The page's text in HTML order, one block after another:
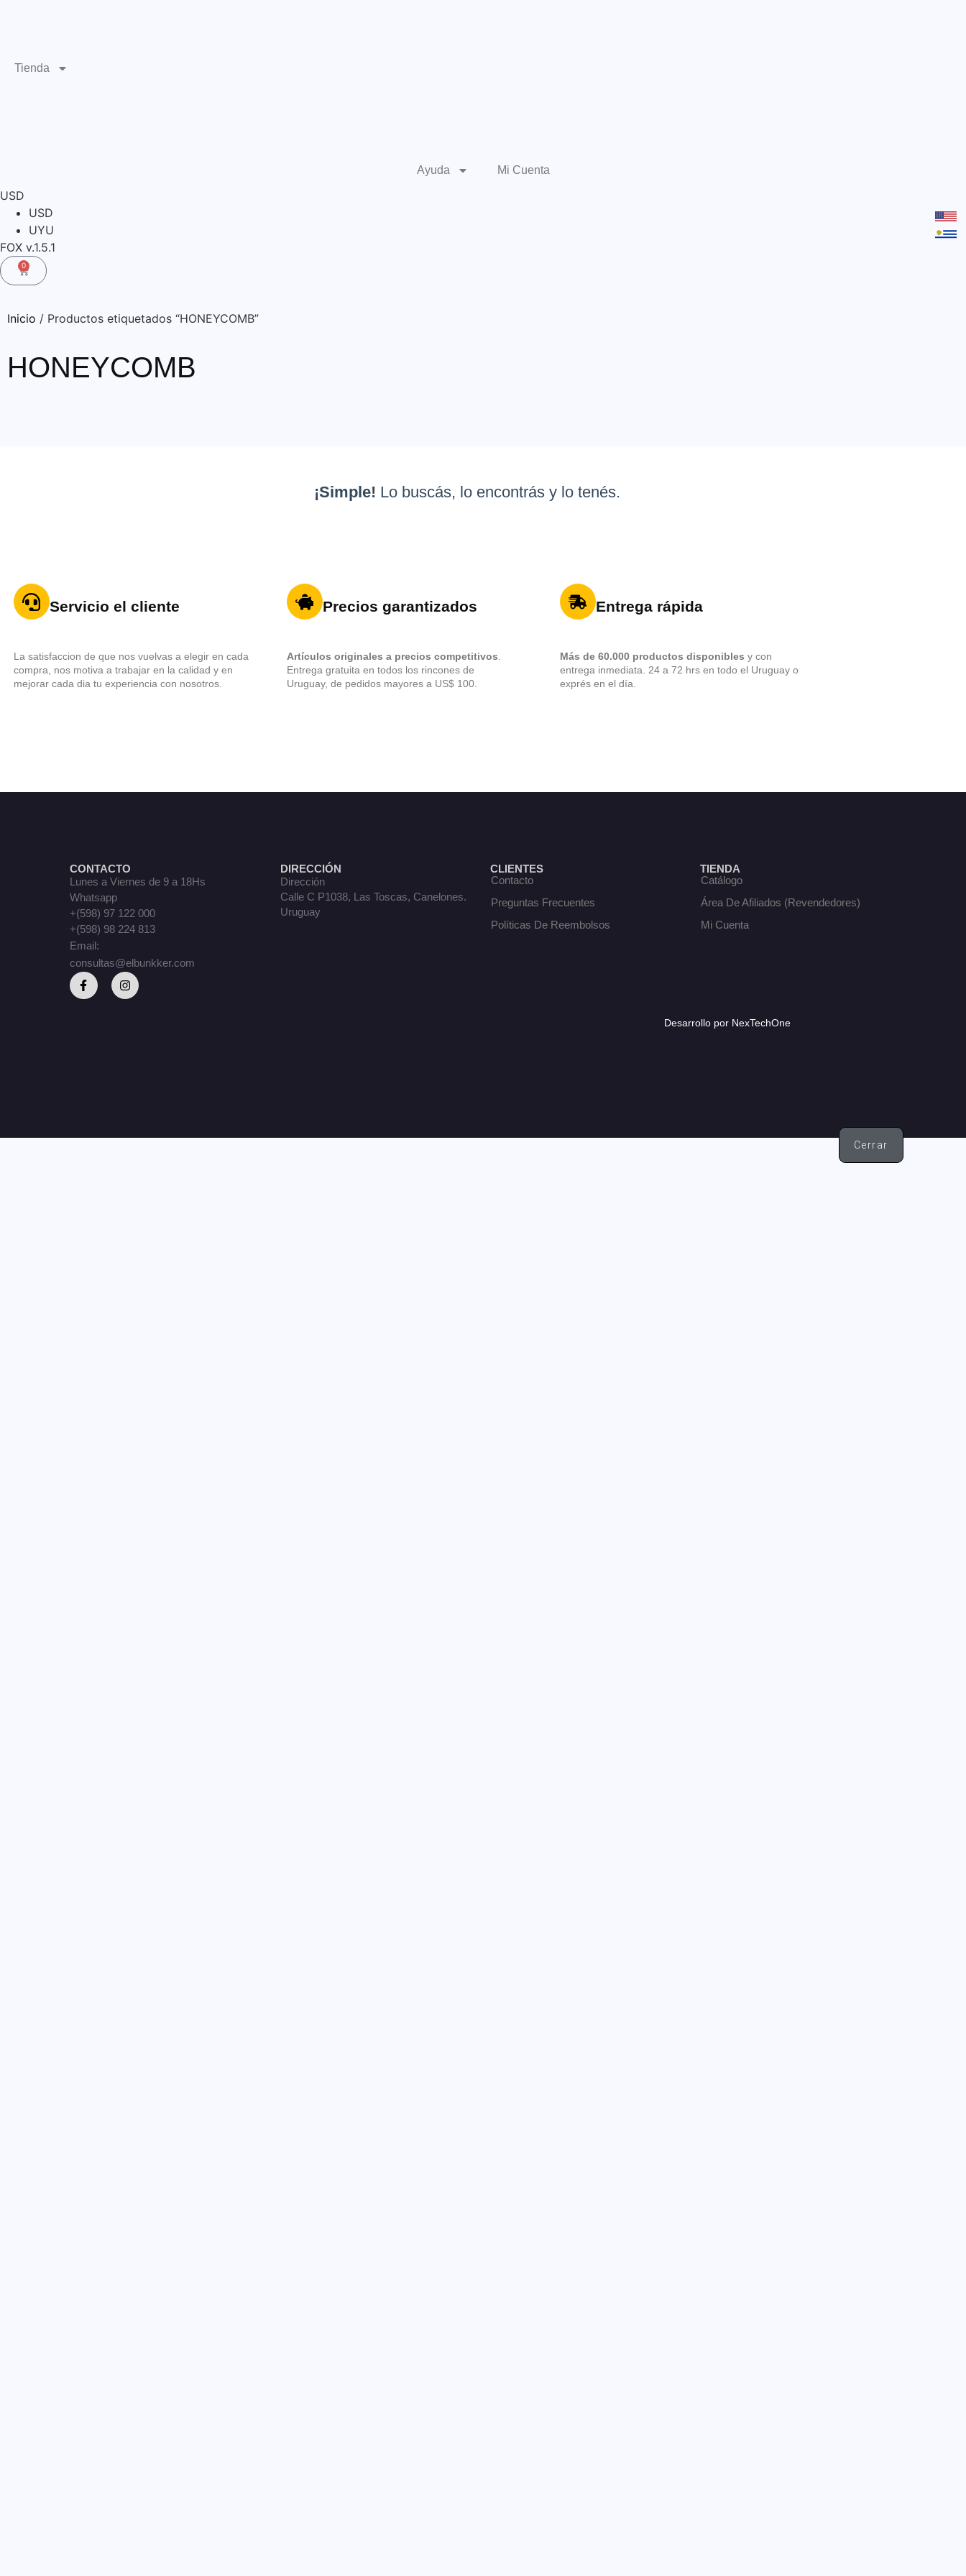
Tienda
Ayuda Mi Cuenta
USD
USD
UYU
FOX v.1.5.1
0
Inicio / Productos etiquetados “HONEYCOMB”
HONEYCOMB
¡Simple! Lo buscás, lo encontrás y lo tenés.
Servicio el cliente
La satisfaccion de que nos vuelvas a elegir en cada
compra, nos motiva a trabajar en la calidad y en
mejorar cada dia tu experiencia con nosotros.
Precios garantizados
Artículos originales a precios competitivos
Entrega gratuita en todos los rincones de
Uruguay, de pedidos mayores a US$ 100.
Entrega rápida
Más de 60.000 productos disponibles y con
entrega inmediata. 24 a 72 hrs en todo el Uruguay o
exprés en el día.
CONTACTO
Lunes a Viernes de 9 a 18Hs
Whatsapp
+(598) 97 122 000
+(598) 98 224 813
Email:
consultas@elbunkker.com
DIRECCIÓN
Dirección
Calle C P1038, Las Toscas, Canelones.
Uruguay
CLIENTES
Contacto
Preguntas Frecuentes
Políticas De Reembolsos
TIENDA
Catálogo
Área De Afiliados (Revendedores)
Mi Cuenta
Desarrollo por NexTechOne
Cerrar